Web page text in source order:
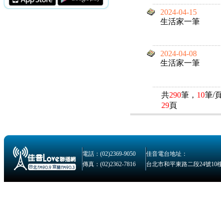
2024-04-15
生活家一筆
2024-04-08
生活家一筆
共290筆， 10筆/
29頁
電話：(02)2369-9050
佳音電台地址：
傳真：(02)2362-7816
台北市和平東路二段24號10